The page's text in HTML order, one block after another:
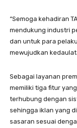
“Semoga kehadiran
mendukung industri
dan untuk para
mewujudkan
Sebagai layanan
memiliki tiga fitur
terhubung dengan
sehingga iklan yang
sasaran sesuai